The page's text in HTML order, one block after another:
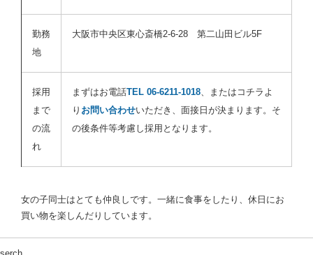
勤務
地
大阪市中央区東心斎橋2-6-28 第二山田ビル5F
採用
まで
の流
れ
まずはお電話TEL 06-6211-1018、またはコチラよ
り お問い合わせいただき、面接日が決まります。そ
の後条件等考慮し採用となります。
女の子同士はとても仲良しです。一緒に食事をしたり、休日にお
買い物を楽しんだりしています。